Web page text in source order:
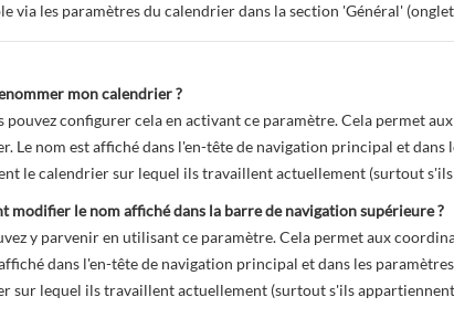
via les paramètres du calendrier dans la section 'Général'
mon calendrier ?
pouvez configurer cela en activant ce paramètre. Cela permet
Le nom est affiché dans l'en-tête de navigation principal et
le calendrier sur lequel ils travaillent actuellement (surtout
modifier le nom affiché dans la barre de navigation supérieure ?
y parvenir en utilisant ce paramètre. Cela permet aux
dans l'en-tête de navigation principal et dans les
sur lequel ils travaillent actuellement (surtout s'ils